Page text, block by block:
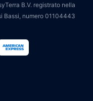
B.V. registrato nella
Bassi, numero 01104443